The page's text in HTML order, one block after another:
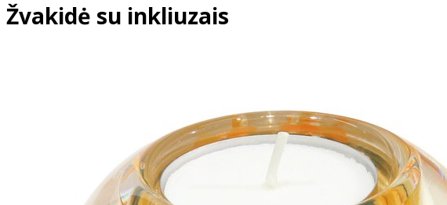
Žvakidė su inkliuzais